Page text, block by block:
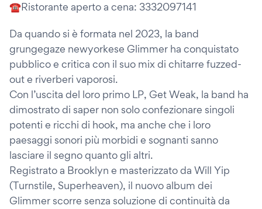
☎️Ristorante aperto a cena: 3332097141
Da quando si è formata nel 2023, la band
grungegaze newyorkese Glimmer ha conquistato
pubblico e critica con il suo mix di chitarre fuzzed-
out e riverberi vaporosi.
Con l’uscita del loro primo LP, Get Weak, la band ha
dimostrato di saper non solo confezionare singoli
potenti e ricchi di hook, ma anche che i loro
paesaggi sonori più morbidi e sognanti sanno
lasciare il segno quanto gli altri.
Registrato a Brooklyn e masterizzato da Will Yip
(Turnstile, Superheaven), il nuovo album dei
Glimmer scorre senza soluzione di continuità da